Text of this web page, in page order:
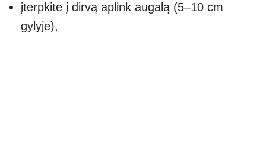
įterpkite į dirvą aplink augalą (5–10 cm
gylyje),